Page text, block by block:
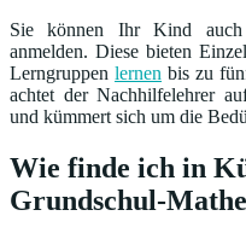
Sie können Ihr Kind auch
anmelden. Diese bieten
Lerngruppen lernen bis zu
achtet der Nachhilfelehrer
und kümmert sich um die
Wie finde ich in
Grundschul-